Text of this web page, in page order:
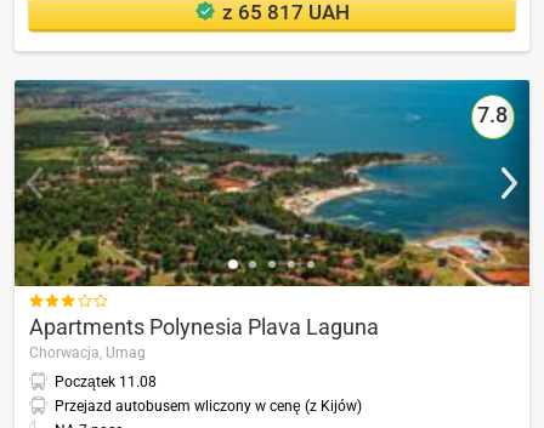
z 65 817 UAH
7.8

Apartments Polynesia Plava Laguna
Chorwacja, Umag
Początek 11.08
Przejazd autobusem wliczony w cenę (z Kijów)